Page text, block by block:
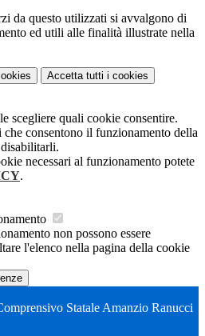
da questo utilizzati si avvalgono di
ed utili alle finalità illustrate nella
Accetta tutti i cookies
scegliere quali cookie consentire.
consentono il funzionamento della
necessari al funzionamento potete
.
non possono essere
l'elenco nella pagina della cookie
Statale Amanzio Ranucci